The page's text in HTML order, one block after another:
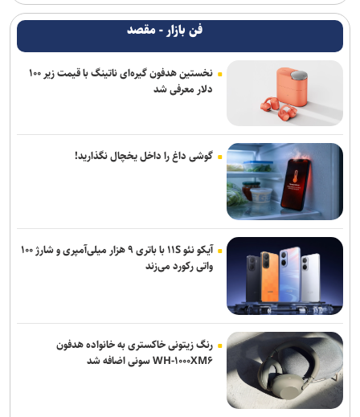
فن بازار - مقصد
نخستین هدفون گیره‌ای ناتینگ با قیمت زیر ۱۰۰
دلار معرفی شد
گوشی داغ را داخل یخچال نگذارید!
آیکو نئو ۱۱S با باتری ۹ هزار میلی‌آمپری و شارژ ۱۰۰
واتی رکورد می‌زند
رنگ زیتونی خاکستری به خانواده هدفون
WH-۱۰۰۰XM۶ سونی اضافه شد